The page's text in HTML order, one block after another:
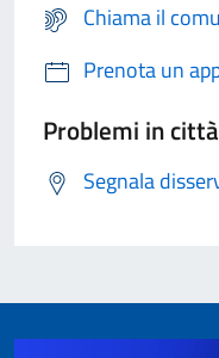
Chiama il
Prenota un
Problemi in città
Segnala